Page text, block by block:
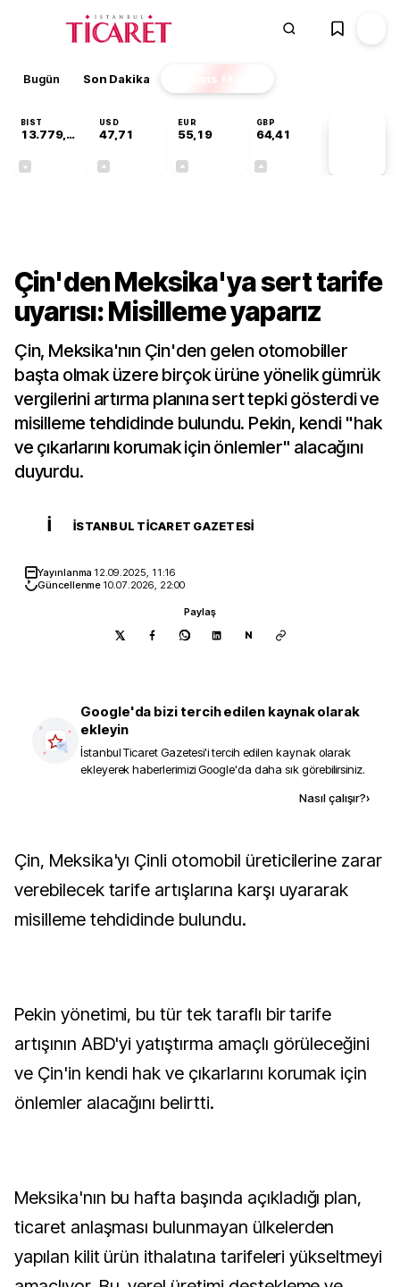
Bugün Son Dakika Finans EKSTRA
BIST
13.779,39
USD
47,71
EUR
55,19
GBP
64,41
Çin'den Meksika'ya sert tarife
uyarısı: Misilleme yaparız
Çin, Meksika'nın Çin'den gelen otomobiller
başta olmak üzere birçok ürüne yönelik gümrük
vergilerini artırma planına sert tepki gösterdi ve
misilleme tehdidinde bulundu. Pekin, kendi "hak
ve çıkarlarını korumak için önlemler" alacağını
duyurdu.
İ İSTANBUL TICARET GAZETESI
Yayınlanma 12.09.2025, 11:16
Güncellenme 10.07.2026, 22:00
Paylaş
N
Google'da bizi tercih edilen kaynak olarak
ekleyin
İstanbul Ticaret Gazetesi'i tercih edilen kaynak olarak
ekleyerek haberlerimizi Google'da daha sık görebilirsiniz.
Nasıl çalışır?›
Çin, Meksika'yı Çinli otomobil üreticilerine zarar
verebilecek tarife artışlarına karşı uyararak
misilleme tehdidinde bulundu.
Pekin yönetimi, bu tür tek taraflı bir tarife
artışının ABD'yi yatıştırma amaçlı görüleceğini
ve Çin'in kendi hak ve çıkarlarını korumak için
önlemler alacağını belirtti.
Meksika'nın bu hafta başında açıkladığı plan,
ticaret anlaşması bulunmayan ülkelerden
yapılan kilit ürün ithalatına tarifeleri yükseltmeyi